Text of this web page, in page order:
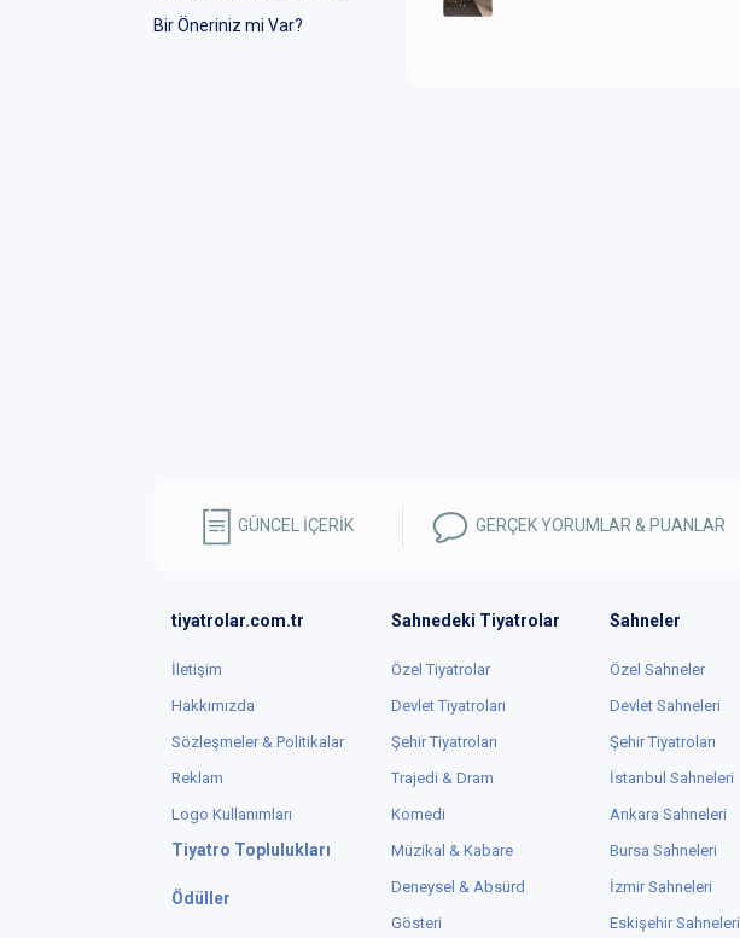
Bir Öneriniz mi Var?
GÜNCEL İÇERİK GERÇEK YORUMLAR & PUANLAR
tiyatrolar.com.tr
İletişim
Hakkımızda
Sözleşmeler & Politikalar
Reklam
Logo Kullanımları
Tiyatro Toplulukları
Ödüller
Sahnedeki Tiyatrolar
Özel Tiyatrolar
Devlet Tiyatroları
Şehir Tiyatroları
Trajedi & Dram
Komedi
Müzikal & Kabare
Deneysel & Absürd
Gösteri
Sahneler
Özel Sahneler
Devlet Sahneleri
Şehir Tiyatroları
İstanbul Sahneleri
Ankara Sahneleri
Bursa Sahneleri
İzmir Sahneleri
Eskişehir Sahneleri